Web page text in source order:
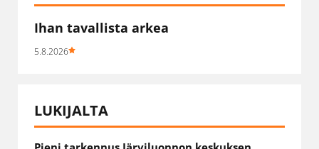
Ihan tavallista arkea
5.8.2026
LUKIJALTA